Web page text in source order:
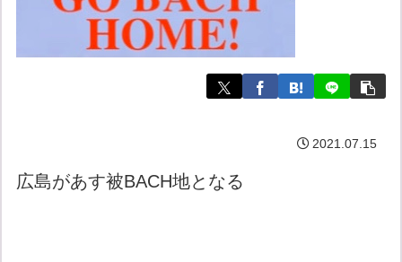
2021.07.15
広島があす被BACH地となる